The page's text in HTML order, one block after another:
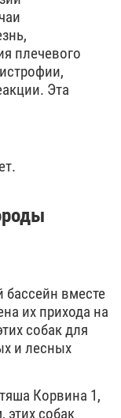
плечевого
Эта
бассейн вместе
их прихода на
собак для
и лесных
Корвина 1,
собак